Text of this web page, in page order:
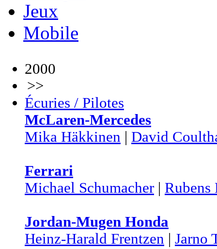
Jeux
Mobile
2000
>>
Écuries / Pilotes
McLaren-Mercedes
Mika Häkkinen
David
Ferrari
Michael Schumacher
Jordan-Mugen Honda
Heinz-Harald Frentzen
Jarno